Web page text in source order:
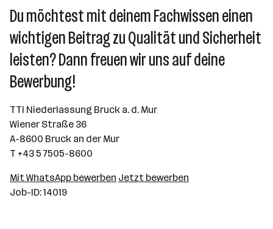
Du möchtest mit deinem Fachwissen einen
wichtigen Beitrag zu Qualität und Sicherheit
leisten? Dann freuen wir uns auf deine
Bewerbung!
TTI Niederlassung Bruck a. d. Mur
Wiener Straße 36
A-8600 Bruck an der Mur
T +43 5 7505-8600
Mit WhatsApp bewerben Jetzt bewerben
Job-ID: 14019